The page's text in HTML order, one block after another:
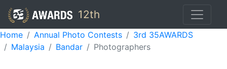
12th
Home Annual Photo Contests
3rd 35AWARDS
Malaysia
Bandar Photographers